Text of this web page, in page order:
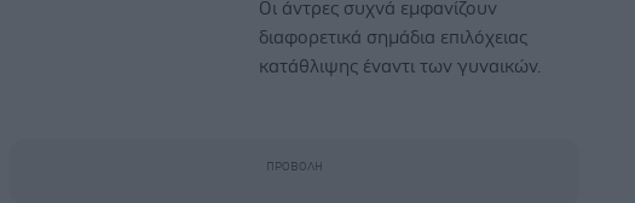
Οι άντρες συχνά εμφανίζουν
διαφορετικά σημάδια επιλόχειας
κατάθλιψης έναντι των γυναικών.